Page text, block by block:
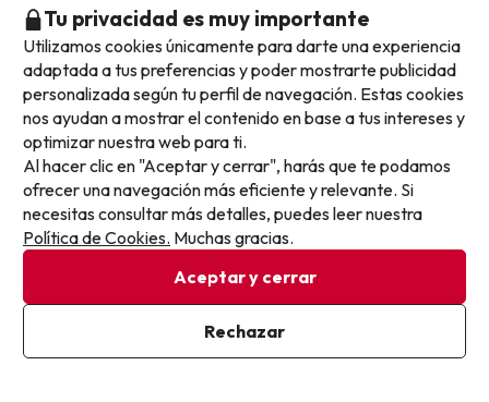
¿Hay aire acondicionado en las zonas comunes en
Comendador?
Sí, Comendador tiene aire acondicionado en las zonas comunes.
¿Hay restaurante en Comendador?
Sí, Comendador tiene restaurante.
Otros chollos en hoteles similares
Tu privacidad es muy importante
Utilizamos cookies únicamente para darte una experiencia
adaptada a tus preferencias y poder mostrarte publicidad
personalizada según tu perfil de navegación. Estas cookies
nos ayudan a mostrar el contenido en base a tus intereses y
optimizar nuestra web para ti.
Al hacer clic en "Aceptar y cerrar", harás que te podamos
ofrecer una navegación más eficiente y relevante. Si
necesitas consultar más detalles, puedes leer nuestra
Política de Cookies. Muchas gracias.
Aceptar y cerrar
Rechazar